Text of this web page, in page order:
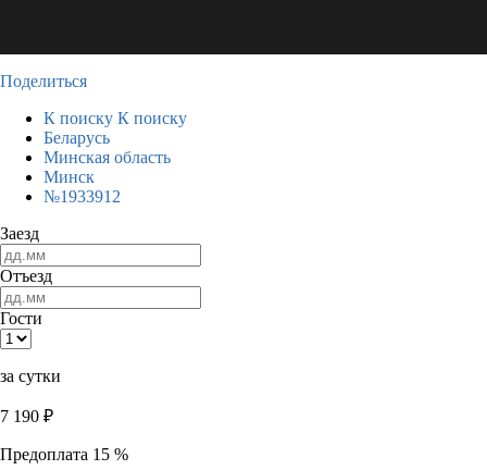
Поделиться
К поиску К поиску
Беларусь
Минская область
Минск
№1933912
Заезд
Отъезд
Гости
за сутки
7 190 ₽
Предоплата 15 %